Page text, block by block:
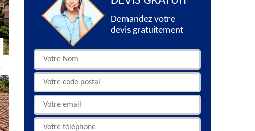
Demandez votre
devis gratuitement